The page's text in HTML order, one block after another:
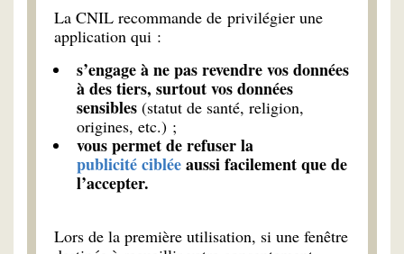
La CNIL recommande de privilégier une
application qui :
s’engage à ne pas revendre vos données
à des tiers, surtout vos données
sensibles (statut de santé, religion,
origines, etc.) ;
vous permet de refuser la
publicité cibléeaussi facilement que de
l’accepter.
Lors de la première utilisation, si une fenêtre